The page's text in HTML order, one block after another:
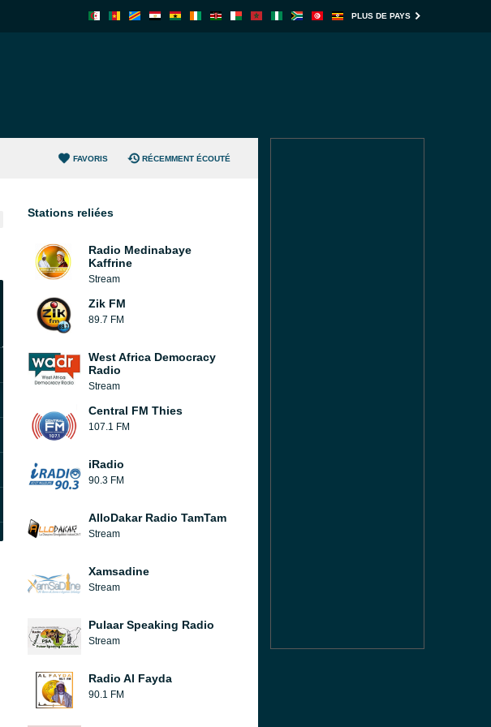
PLUS DE PAYS
FAVORIS RÉCEMMENT ÉCOUTÉ
Stations reliées
Radio Medinabaye
Kaffrine
Stream
Zik FM
89.7 FM
West Africa Democracy
Radio
Stream
Central FM Thies
107.1 FM
iRadio
90.3 FM
AlloDakar Radio TamTam
Stream
Xamsadine
Stream
Pulaar Speaking Radio
Stream
Radio Al Fayda
90.1 FM